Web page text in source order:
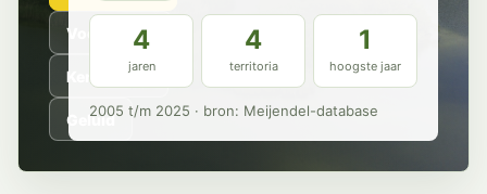
Voorkomen
Kenmerken
Geluid
4
jaren
4
territoria
1
hoogste jaar
2005 t/m 2025 · bron: Meijendel-database